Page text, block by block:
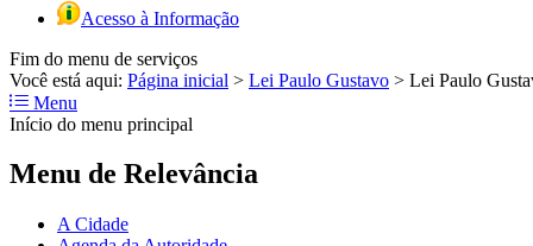
Acesso à Informação
Fim do menu de serviços
Você está aqui: Página inicial > Lei Paulo Gustavo > Lei Paulo
Menu
Início do menu principal
Menu de Relevância
A Cidade